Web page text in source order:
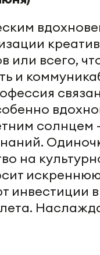
или всего,
и
солнцем
на
инвестиции
лета.